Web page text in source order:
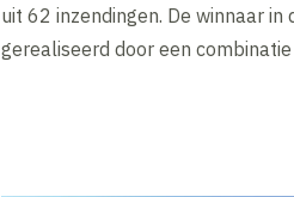
uit 62 inzendingen. De winnaar
gerealiseerd door een